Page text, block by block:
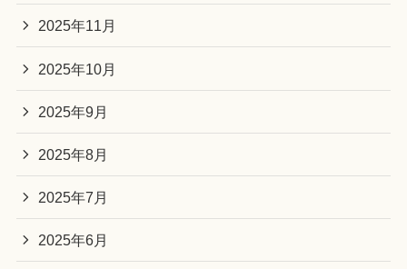
2025年11月
2025年10月
2025年9月
2025年8月
2025年7月
2025年6月